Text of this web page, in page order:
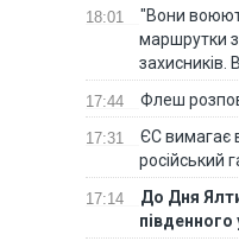
18:01
"Вони
маршрутки
захисників.
17:44 Флеш
17:31
ЄС вимагає
російський
17:14
До Дня